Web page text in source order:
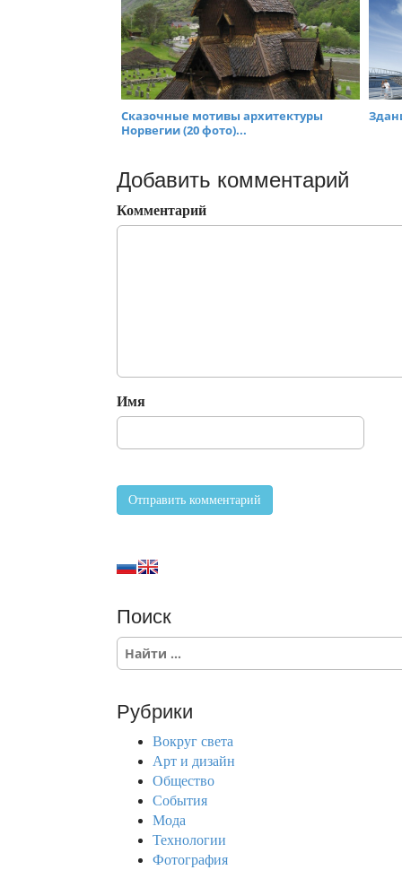
Сказочные мотивы архитектуры
Норвегии (20 фото)...
Добавить комментарий
Комментарий
Имя
Поиск
S
e
c
Рубрики
Вокруг света
Арт и дизайн
Общество
События
Мода
Технологии
Фотография